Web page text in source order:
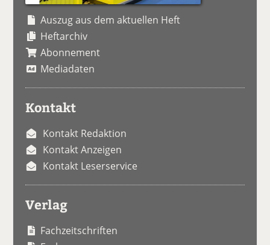
Auszug aus dem aktuellen Heft
Heftarchiv
Abonnement
Mediadaten
Kontakt
Kontakt Redaktion
Kontakt Anzeigen
Kontakt Leserservice
Verlag
Fachzeitschriften